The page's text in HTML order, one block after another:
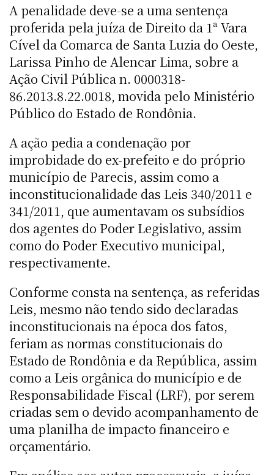
A penalidade deve-se a uma sentença
proferida pela juíza de Direito da 1ª Vara
Cível da Comarca de Santa Luzia do Oeste,
Larissa Pinho de Alencar Lima, sobre a
Ação Civil Pública n. 0000318-
86.2013.8.22.0018, movida pelo Ministério
Público do Estado de Rondônia.
A ação pedia a condenação por
improbidade do ex-prefeito e do próprio
município de Parecis, assim como a
inconstitucionalidade das Leis 340/2011 e
341/2011, que aumentavam os subsídios
dos agentes do Poder Legislativo, assim
como do Poder Executivo municipal,
respectivamente.
Conforme consta na sentença, as referidas
Leis, mesmo não tendo sido declaradas
inconstitucionais na época dos fatos,
feriam as normas constitucionais do
Estado de Rondônia e da República, assim
como a Leis orgânica do município e de
Responsabilidade Fiscal (LRF), por serem
criadas sem o devido acompanhamento de
uma planilha de impacto financeiro e
orçamentário.